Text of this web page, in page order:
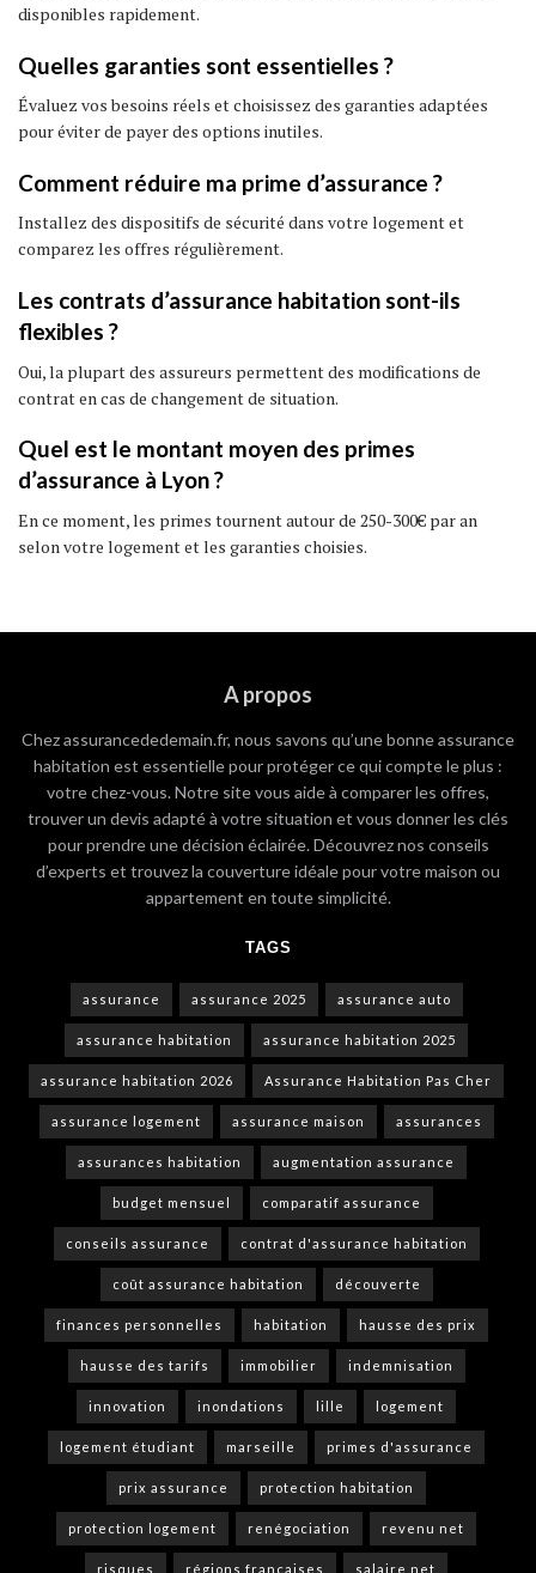
disponibles rapidement.
Quelles garanties sont essentielles ?
Évaluez vos besoins réels et choisissez des garanties adaptées
pour éviter de payer des options inutiles.
Comment réduire ma prime d’assurance ?
Installez des dispositifs de sécurité dans votre logement et
comparez les offres régulièrement.
Les contrats d’assurance habitation sont-ils
flexibles ?
Oui, la plupart des assureurs permettent des modifications de
contrat en cas de changement de situation.
Quel est le montant moyen des primes
d’assurance à Lyon ?
En ce moment, les primes tournent autour de 250-300€ par an
selon votre logement et les garanties choisies.
A propos
Chez assurancededemain.fr, nous savons qu’une bonne assurance
habitation est essentielle pour protéger ce qui compte le plus :
votre chez-vous. Notre site vous aide à comparer les offres,
trouver un devis adapté à votre situation et vous donner les clés
pour prendre une décision éclairée. Découvrez nos conseils
d’experts et trouvez la couverture idéale pour votre maison ou
appartement en toute simplicité.
TAGS
assurance assurance 2025 assurance auto
assurance habitation assurance habitation 2025
assurance habitation 2026 Assurance Habitation Pas Cher
assurance logement assurance maison assurances
assurances habitation augmentation assurance
budget mensuel comparatif assurance
conseils assurance contrat d'assurance habitation
coût assurance habitation découverte
finances personnelles habitation hausse des prix
hausse des tarifs immobilier indemnisation
innovation inondations lille logement
logement étudiant marseille primes d'assurance
prix assurance protection habitation
protection logement renégociation revenu net
risques régions françaises salaire net